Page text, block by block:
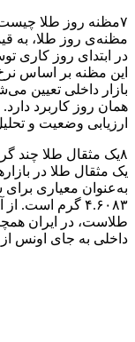
۷مظنه روز طلا
مظنه‌ی روز طلا، به
در ابتدای روز کاری
این مظنه بر اساس
بازار داخلی تعیین
همان روز کاربرد
ارزیابی وضعیت و
۸یک مثقال طلا چند
یک مثقال طلا در
به‌عنوان معیاری
۴.۶۰۸۳ گرم
طلاست، در ایران
داخلی به جای اونس